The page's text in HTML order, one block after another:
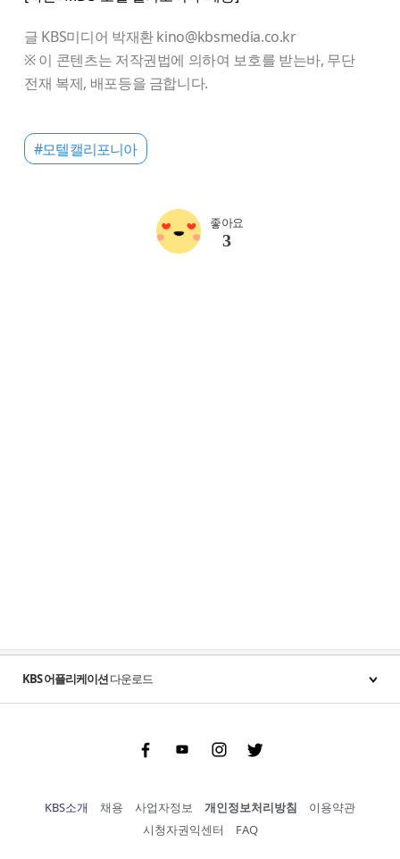
글 KBS미디어 박재환 kino@kbsmedia.co.kr
※ 이 콘텐츠는 저작권법에 의하여 보호를 받는바, 무단
전재 복제, 배포등을 금합니다.
#모텔캘리포니아
좋아요
3
KBS 어플리케이션다운로드
FacebookYoutubeInstgram Twitter
KBS소개 채용 사업자정보 개인정보처리방침
이용약관
시청자권익센터
FAQ